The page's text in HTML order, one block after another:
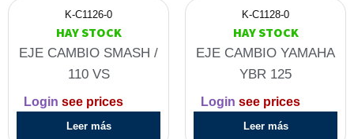
K-C1126-0
HAY STOCK
EJE CAMBIO SMASH /
110 VS
Login see prices
Leer más
K-C1128-0
HAY STOCK
EJE CAMBIO YAMAHA
YBR 125
Login see prices
Leer más